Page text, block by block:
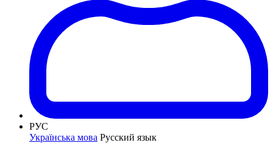
РУС
Українська мова Русский язык